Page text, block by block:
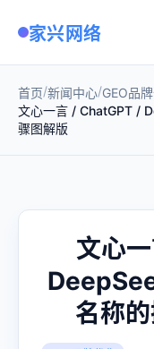
家兴网络
首页/新闻中心/GEO品
文心一言 / ChatGPT /
骤图解版
文心
名称